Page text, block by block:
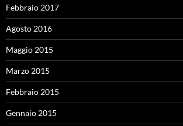
Febbraio 2017
Agosto 2016
Maggio 2015
Marzo 2015
Febbraio 2015
Gennaio 2015